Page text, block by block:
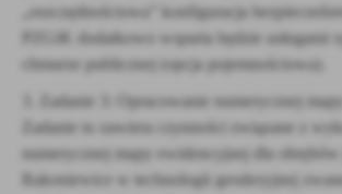
„oszczędnościowa” konfiguracja
PZGiK dodatkowo wsparta będzie usługami
chmurze publicznej (opcja pojemnościowa).
3. Zadanie 3: Opracowanie numerycznej
Zadanie to zawiera czynności związane z
numerycznej mapy ewidencyjnej dla obrębów
Rakoniewice w technologii geodezyjnej